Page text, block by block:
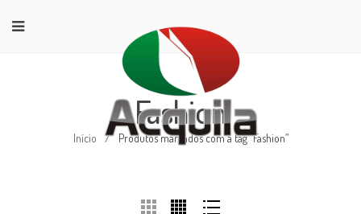
Fashion
Início / Produtos marcados com a tag “Fashion”